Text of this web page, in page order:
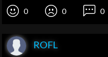
0 0 0
ROFL